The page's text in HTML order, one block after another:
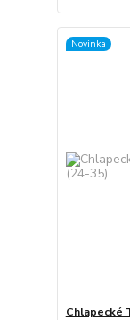
Novinka
Chlapecké